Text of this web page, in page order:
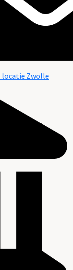
locatie Zwolle